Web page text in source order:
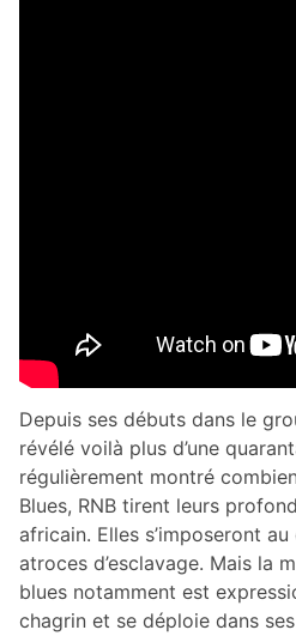
Depuis ses débuts dans le
révélé voilà plus d’une
régulièrement montré
Blues, RNB tirent leurs
africain. Elles s’imposeront
atroces d’esclavage. Mais la
blues notamment est
chagrin et se déploie dans